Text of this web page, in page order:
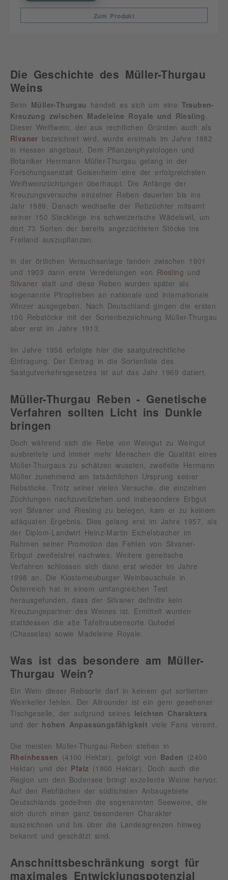
Zum Produkt
Die Geschichte des Müller-Thurgau
Weins
Beim Müller-Thurgau handelt es sich um eine Trauben-
Kreuzung zwischen Madeleine Royale und Riesling
Dieser Weißwein, der aus rechtlichen Gründen auch als
Rivaner bezeichnet wird, wurde erstmals im Jahre 1882
in Hessen angebaut. Dem Pflanzenphysiologen und
Botaniker Herrmann Müller-Thurgau gelang in der
Forschungsanstalt Geisenheim eine der erfolgreichsten
Weißweinzüchtungen überhaupt. Die Anfänge der
Kreuzungsversuche einzelner Reben dauerten bis ins
Jahr 1989. Danach wechselte der Rebzüchter mitsamt
seiner 150 Stecklinge ins schweizerische Wädelswil, um
dort 73 Sorten der bereits angezüchteten Stöcke ins
Freiland auszupflanzen.
In der örtlichen Versuchsanlage fanden zwischen 1901
und 1903 dann erste Veredelungen von Riesling und
Silvaner statt und diese Reben wurden später als
sogenannte Pfropfreben an nationale und internationale
Winzer ausgegeben. Nach Deutschland gingen die ersten
100 Rebstöcke mit der Sortenbezeichnung Müller-Thurgau
aber erst im Jahre 1913.
Im Jahre 1956 erfolgte hier die saatgutrechtliche
Eintragung. Der Eintrag in die Sortenliste des
Saatgutverkehrsgesetzes ist auf das Jahr 1969 datiert.
Müller-Thurgau Reben - Genetische
Verfahren sollten Licht ins Dunkle
bringen
Doch während sich die Rebe von Weingut zu Weingut
ausbreitete und immer mehr Menschen die Qualität eines
Müller-Thurgaus zu schätzen wussten, zweifelte Hermann
Müller zunehmend am tatsächlichen Ursprung seiner
Rebstöcke. Trotz seiner vielen Versuche, die einzelnen
Züchtungen nachzuvollziehen und insbesondere Erbgut
von Silvaner und Riesling zu belegen, kam er zu keinem
adäquaten Ergebnis. Dies gelang erst im Jahre 1957, als
der Diplom-Landwirt Heinz-Martin Eichelsbacher im
Rahmen seiner Promotion das Fehlen von Silvaner-
Erbgut zweifelsfrei nachwies. Weitere genetische
Verfahren schlossen sich dann erst wieder im Jahre
1998 an. Die Klosterneuburger Weinbauschule in
Österreich hat in einem umfangreichen Test
herausgefunden, dass der Silvaner definitiv kein
Kreuzungspartner des Weines ist. Ermittelt wurden
stattdessen die alte Tafeltraubensorte Gutedel
(Chasselas) sowie Madeleine Royale.
Was ist das besondere am Müller-
Thurgau Wein?
Ein Wein dieser Rebsorte darf in keinem gut sortierten
Weinkeller fehlen. Der Allrounder ist ein gern gesehener
Tischgeselle, der aufgrund seines leichten Charakters
und der hohen Anpassungsfähigkeit viele Fans vereint.
Die meisten Müller-Thurgau-Reben stehen in
Rheinhessen
(4100 Hektar), gefolgt von Baden
(2400
Hektar) und der Pfalz
(1800 Hektar). Doch auch die
Region um den Bodensee bringt exzellente Weine hervor.
Auf den Rebflächen der südlichsten Anbaugebiete
Deutschlands gedeihen die sogenannten Seeweine, die
sich durch einen ganz besonderen Charakter
auszeichnen und bis über die Landesgrenzen hinweg
bekannt und geschätzt sind.
Anschnittsbeschränkung sorgt für
maximales Entwicklungspotenzial